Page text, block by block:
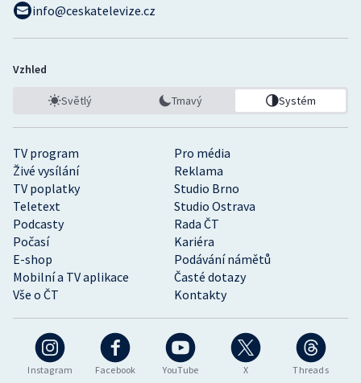
Instagram Facebook YouTube X Threads
TV program
Pro média
Živé vysílání
Reklama
TV poplatky
Studio Brno
Teletext
Studio Ostrava
Podcasty
Rada ČT
Počasí
Kariéra
E-shop
Podávání námětů
Mobilní a TV aplikace
Časté dotazy
Vše o ČT
Kontakty
info@ceskatelevize.cz
Vzhled
Světlý Tmavý Systém